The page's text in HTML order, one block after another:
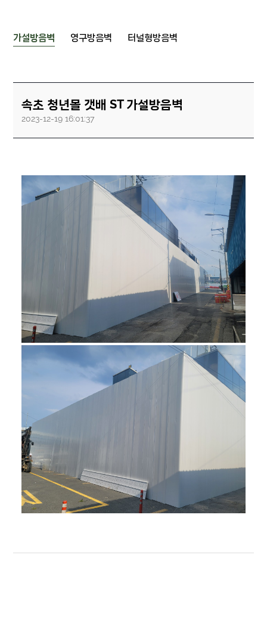
가설방음벽 영구방음벽 터널형방음벽
속초 청년몰 갯배 ST 가설방음벽
2023-12-19 16:01:37